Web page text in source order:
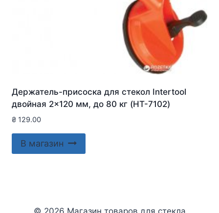
Держатель-присоска для стекол Intertool
двойная 2×120 мм, до 80 кг (HT-7102)
₴ 129.00
В магазин